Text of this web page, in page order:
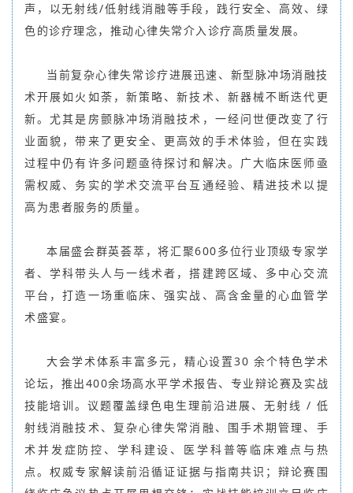
声，以无射线/低射线消融等手段，践行安全、高效、绿
色的诊疗理念，推动心律失常介入诊疗高质量发展。
当前复杂心律失常诊疗进展迅速、新型脉冲场消融技
术开展如火如荼，新策略、新技术、新器械不断迭代更
新。尤其是房颤脉冲场消融技术，一经问世便改变了行
业面貌，带来了更安全、更高效的手术体验，但在实践
过程中仍有许多问题亟待探讨和解决。广大临床医师亟
需权威、务实的学术交流平台互通经验、精进技术以提
高为患者服务的质量。
本届盛会群英荟萃，将汇聚600多位行业顶级专家学
者、学科带头人与一线术者，搭建跨区域、多中心交流
平台，打造一场重临床、强实战、高含金量的心血管学
术盛宴。
大会学术体系丰富多元，精心设置30 余个特色学术
论坛，推出400余场高水平学术报告、专业辩论赛及实战
技能培训。议题覆盖绿色电生理前沿进展、无射线 / 低
射线消融技术、复杂心律失常消融、围手术期管理、手
术并发症防控、学科建设、医学科普等临床难点与热
点。权威专家解读前沿循证证据与指南共识；辩论赛围